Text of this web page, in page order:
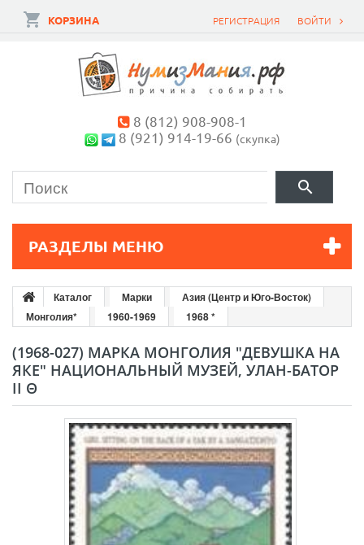
ВОЙТИ
РЕГИСТРАЦИЯ
КОРЗИНА
8 (812) 908-908-1
8 (921) 914-19-66 (скупка)
РАЗДЕЛЫ МЕНЮ
Каталог Марки
Азия (Центр и Юго-Восток)
Монголия*
1960-1969 1968 *
(1968-027) МАРКА МОНГОЛИЯ "ДЕВУШКА НА
ЯКЕ" НАЦИОНАЛЬНЫЙ МУЗЕЙ, УЛАН-БАТОР
II Θ